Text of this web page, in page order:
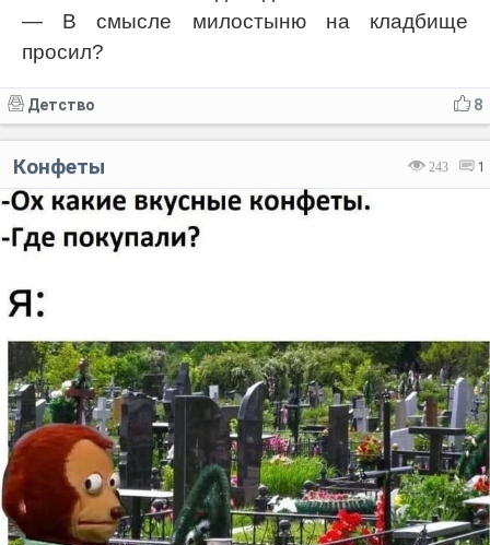
— В смысле милостыню на кладбище
просил?
8
Детство
243 1
Конфеты